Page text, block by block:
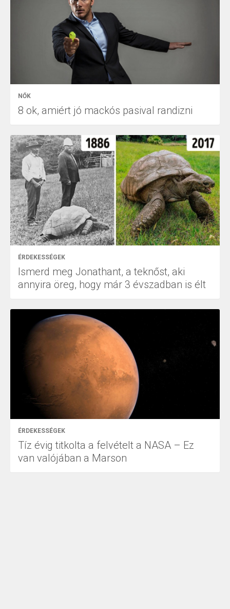
NŐK
8 ok, amiért jó mackós pasival randizni
ÉRDEKESSÉGEK
Ismerd meg Jonathant, a teknőst, aki
annyira öreg, hogy már 3 évszadban is élt
ÉRDEKESSÉGEK
Tíz évig titkolta a felvételt a NASA – Ez
van valójában a Marson